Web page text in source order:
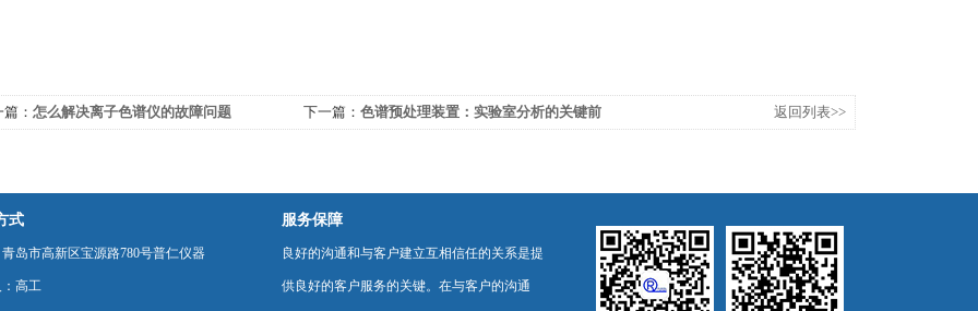
： 怎么解决离子色谱仪的故障问题 下一篇： 色谱预处理装置：实验室分析的关键前
返回列表>>
式
岛市高新区宝源路780号普仁仪器
高工
服务保障
良好的沟通和与客户建立互相信任的关系是提
供良好的客户服务的关键。在与客户的沟通